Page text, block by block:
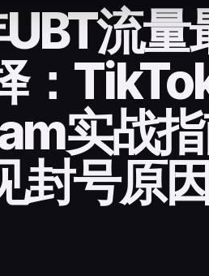
流量
：
实战
封号原